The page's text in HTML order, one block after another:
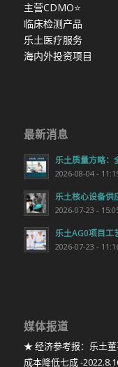
主营CDMO⭐
临床检测产品
乐土医疗服务
海内外投资项目
最新消息
乐土质量方略：
2026-08-04 -
乐土核心设备供
2026-07-23 -
乐土AG0项目工
2026-07-23 -
媒体报道
★ 经济参考报：乐土
成本降低七成 -